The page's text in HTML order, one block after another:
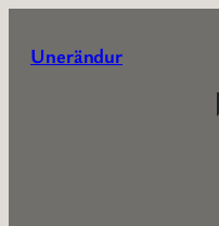
sisuUnerändur